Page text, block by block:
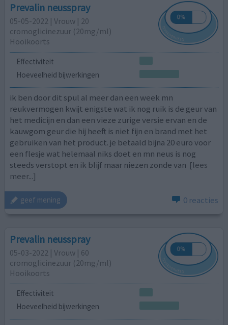
Prevalin neusspray
05-05-2022 | Vrouw | 20
cromoglicinezuur (20mg/ml)
Hooikoorts
Effectiviteit
Hoeveelheid bijwerkingen
ik ben door dit spul al meer dan een week mn
reukvermogen kwijt enigste wat ik nog ruik is de geur van
het medicijn en dan een vieze zurige versie ervan en de
kauwgom geur die hij heeft is niet fijn en brand met het
gebruiken van het product. je betaald bijna 20 euro voor
een flesje wat helemaal niks doet en mn neus is nog
steeds verstopt en ik blijf maar niezen zonde van [lees
meer...]
geef mening 0 reacties
Prevalin neusspray
05-03-2022 | Vrouw | 60
cromoglicinezuur (20mg/ml)
Hooikoorts
Effectiviteit
Hoeveelheid bijwerkingen